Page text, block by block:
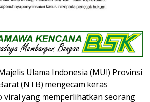
Ulama Indonesia (MUI) Provinsi
(NTB) mengecam keras
viral yang memperlihatkan seorang